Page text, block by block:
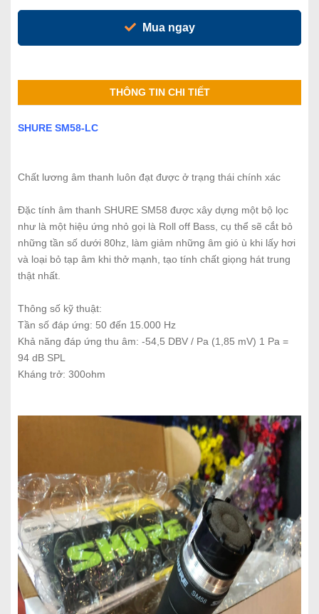
Mua ngay
THÔNG TIN CHI TIẾT
SHURE SM58-LC
Chất lương âm thanh luôn đạt được ở trạng thái chính xác
Đặc tính âm thanh SHURE SM58 được xây dựng một bộ lọc
như là một hiệu ứng nhỏ gọi là Roll off Bass, cụ thể sẽ cắt bỏ
những tần số dưới 80hz, làm giảm những âm gió ù khi lấy hơi
và loại bỏ tạp âm khi thở mạnh, tạo tính chất giọng hát trung
thật nhất.
Thông số kỹ thuật:
Tần số đáp ứng: 50 đến 15.000 Hz
Khả năng đáp ứng thu âm: -54,5 DBV / Pa (1,85 mV) 1 Pa =
94 dB SPL
Kháng trở: 300ohm